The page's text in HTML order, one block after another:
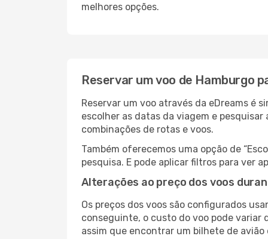
melhores opções.
Reservar um voo de Hamburgo
Reservar um voo através da eDreams é
escolher as datas da viagem e
combinações de rotas e voos.
Também oferecemos uma opção de
pesquisa. E pode aplicar filtros para ver
Alterações ao preço dos voos
Os preços dos voos são configurados
conseguinte, o custo do voo pode variar
assim que encontrar um bilhete de